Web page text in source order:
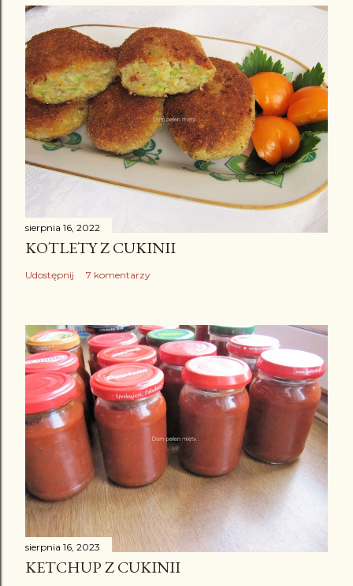
sierpnia 16, 2022
KOTLETY Z CUKINII
Udostępnij 7 komentarzy
sierpnia 16, 2023
KETCHUP Z CUKINII